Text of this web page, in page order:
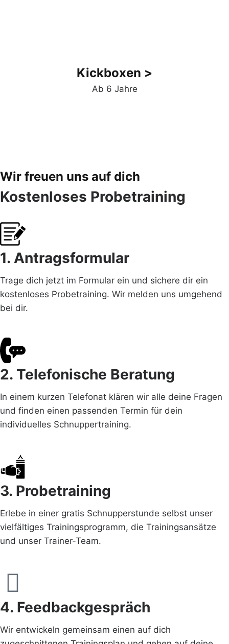
Kickboxen >
Ab 6 Jahre
Wir freuen uns auf dich
Kostenloses Probetraining
1. Antragsformular
Trage dich jetzt im Formular ein und sichere dir ein
kostenloses Probetraining. Wir melden uns umgehend
bei dir.
2. Telefonische Beratung
In einem kurzen Telefonat klären wir alle deine Fragen
und finden einen passenden Termin für dein
individuelles Schnuppertraining.
3. Probetraining
Erlebe in einer gratis Schnupper­stunde selbst unser
vielfältiges Trainings­programm, die Trainings­ansätze
und unser Trainer-Team.
4. Feedbackgespräch
Wir entwickeln gemeinsam einen auf dich